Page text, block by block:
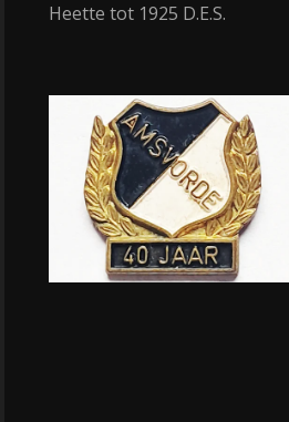
Heette tot 1925 D.E.S.